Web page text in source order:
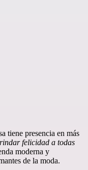
tiene presencia en más
felicidad a todas
moderna y
de la moda.